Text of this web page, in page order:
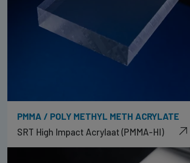
PMMA / POLY METHYL METH ACRYLATE
SRT High Impact Acrylaat (PMMA-HI)